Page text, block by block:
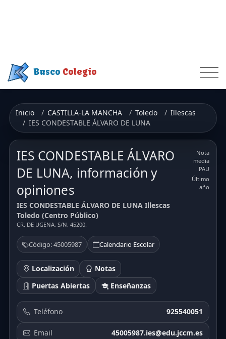
Busco Colegio
Inicio CASTILLA-LA MANCHA Toledo
Illescas
IES CONDESTABLE ÁLVARO DE LUNA
IES CONDESTABLE ÁLVARO
DE LUNA, información y
opiniones
IES CONDESTABLE ÁLVARO DE LUNA Illescas
Toledo (Centro Público)
CR. DE UGENA, S/N. 45200.
Código: 45005987 Calendario Escolar
Localización
Notas
Puertas Abiertas
Enseñanzas
Nota
media
PAU
Último
año
Teléfono 925540051
Email 45005987.ies@edu.jccm.es